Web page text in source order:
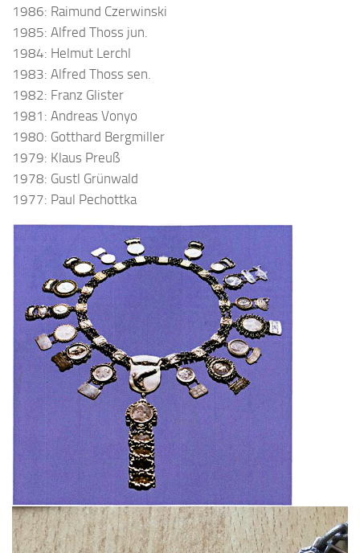
1986: Raimund Czerwinski
1985: Alfred Thoss jun.
1984: Helmut Lerchl
1983: Alfred Thoss sen.
1982: Franz Glister
1981: Andreas Vonyo
1980: Gotthard Bergmiller
1979: Klaus Preuß
1978: Gustl Grünwald
1977: Paul Pechottka